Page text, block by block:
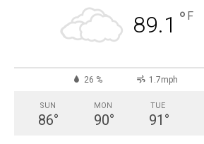
89.1 ° F
26 % 1.7mph
SUN
86°
MON
90°
TUE
91 °